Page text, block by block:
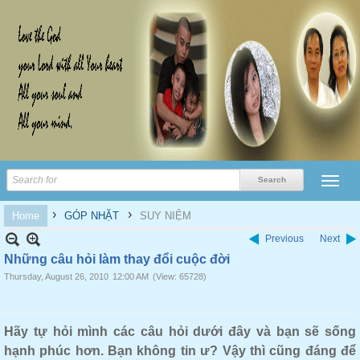
Home › GÓP NHẶT › SUY NIỆM
Previous Next
Những câu hỏi làm thay đổi cuộc đời
Thursday, August 26, 2010 12:00 AM (View: 65728)
Hãy tự hỏi mình các câu hỏi dưới đây và bạn sẽ sống
hạnh phúc hơn. Bạn không tin ư? Vậy thì cũng đáng để